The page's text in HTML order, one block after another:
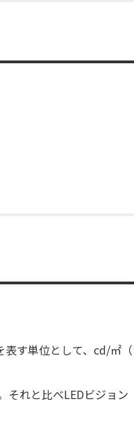
表す単位として、cd/㎡
それと比べLEDビジョン